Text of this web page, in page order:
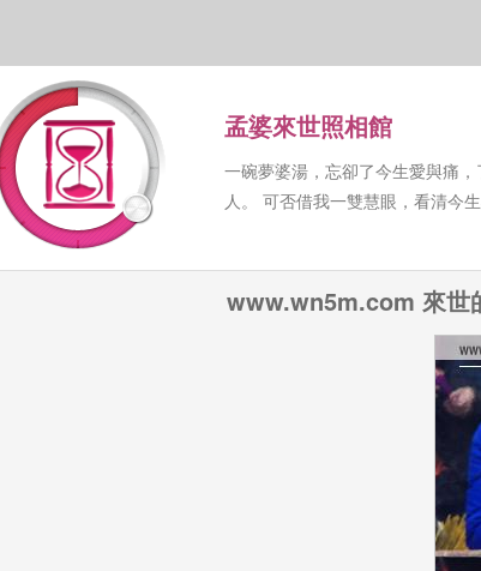
孟婆來世照相館
一碗夢婆湯，忘卻了今生愛與痛
人。 可否借我一雙慧眼，看清今
www.wn5m.com 來世